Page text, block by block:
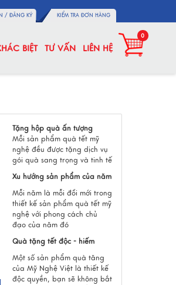
/ ĐĂNG KÝ KIỂM TRA ĐƠN HÀNG
BIỆT TƯ VẤN LIÊN HỆ
0
Tặng hộp quà ấn tượng
Mỗi sản phẩm quà tết mỹ
nghệ đều được tặng dịch vụ
gói quà sang trọng và tinh tế
Xu hướng sản phẩm của năm
Mỗi năm là mỗi đổi mới trong
thiết kế sản phẩm quà tết mỹ
nghệ với phong cách chủ
đạo của năm đó
Quà tặng tết độc - hiếm
Một số sản phẩm quà tăng
của Mỹ Nghệ Việt là thiết kế
độc quyền, bạn sẽ không bắt